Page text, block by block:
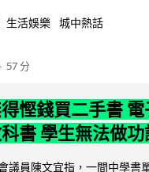
生活娛樂 城中熱話
57 分
慳錢買二手書
書 學生無法做功
議員陳文宜指，一間中學書